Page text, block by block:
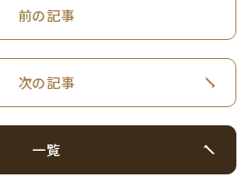
前の記事
次の記事
一覧